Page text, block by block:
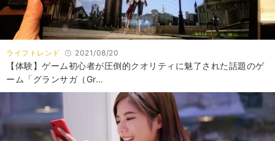
ライフトレンド 2021/08/20
【体験】ゲーム初心者が圧倒的クオリティに魅了された話題のゲ
ーム「グランサガ（Gr…